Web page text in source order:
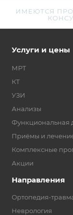
ИМЕЮТСЯ
Услуги и цены
МРТ
КТ
УЗИ
Анализы
Функциональная
Приёмы и
Комплексные
Акции
Направления
Ортопедия-
Неврология